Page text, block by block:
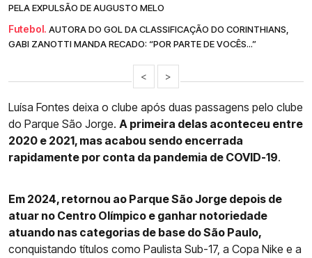
PELA EXPULSÃO DE AUGUSTO MELO
Futebol. AUTORA DO GOL DA CLASSIFICAÇÃO DO CORINTHIANS,
GABI ZANOTTI MANDA RECADO: “POR PARTE DE VOCÊS...”
< >
Luísa Fontes deixa o clube após duas passagens pelo clube
do Parque São Jorge. A primeira delas aconteceu entre
2020 e 2021, mas acabou sendo encerrada
rapidamente por conta da pandemia de COVID-19.
Em 2024, retornou ao Parque São Jorge depois de
atuar no Centro Olímpico e ganhar notoriedade
atuando nas categorias de base do São Paulo,
conquistando títulos como Paulista Sub-17, a Copa Nike e a